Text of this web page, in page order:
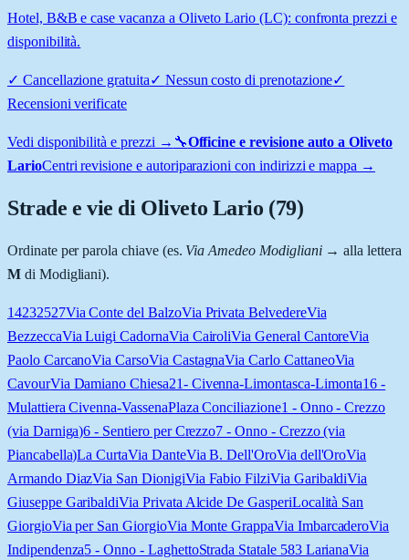
Hotel, B&B e case vacanza a Oliveto Lario (LC): confronta prezzi e
disponibilità.
✓ Cancellazione gratuita✓ Nessun costo di prenotazione✓
Recensioni verificate
Vedi disponibilità e prezzi → 🔧Officine e revisione auto aOliveto
LarioCentri revisione e autoriparazioni con indirizzi e mappa →
Strade e vie di Oliveto Lario (79)
Ordinate per parola chiave (es. Via Amedeo Modigliani→ alla lettera
Mdi Modigliani).
14232527Via Conte del BalzoVia Privata BelvedereVia
BezzeccaVia Luigi CadornaVia CairoliVia General CantoreVia
Paolo CarcanoVia CarsoVia CastagnaVia Carlo CattaneoVia
CavourVia Damiano Chiesa21- Civenna-Limontasca-Limonta16 -
Mulattiera Civenna-VassenaPlaza Conciliazione1 - Onno - Crezzo
(via Darniga)6 - Sentiero per Crezzo7 - Onno - Crezzo (via
Piancabella)La CurtaVia DanteVia B. Dell'OroVia dell'OroVia
Armando DiazVia San DionigiVia Fabio FilziVia GaribaldiVia
Giuseppe GaribaldiVia Privata Alcide De GasperiLocalità San
GiorgioVia per San GiorgioVia Monte GrappaVia ImbarcaderoVia
Indipendenza5 - Onno - LaghettoStrada Statale 583 LarianaVia